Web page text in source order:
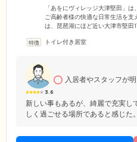
「あをにヴィレッジ大津堅田」
ご高齢者様の快適な日常生活を
は、琵琶湖にほど近い大津市堅田
ける穏やかな環境です。また、少
定。費用面でお悩みの方も、まず
トイレ付き居室
3.6
入居者やスタッフが
新しい事もあるが、綺麗で充実し
しく過ごせる場所であると感じた